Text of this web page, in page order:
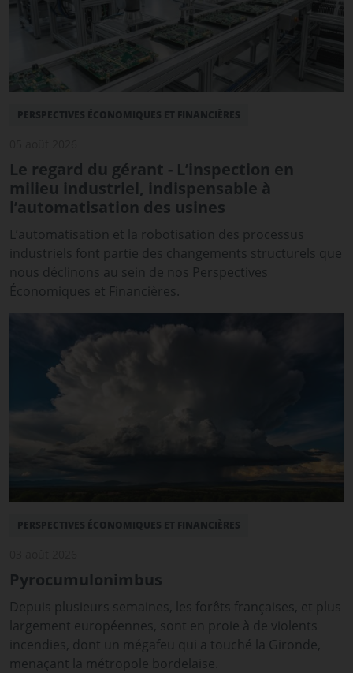
PERSPECTIVES ÉCONOMIQUES ET FINANCIÈRES
Le regard du gérant - L’inspection en
milieu industriel, indispensable à
l’automatisation des usines
L’automatisation et la robotisation des processus
industriels font partie des changements structurels que
nous déclinons au sein de nos Perspectives
Économiques et Financières.
PERSPECTIVES ÉCONOMIQUES ET FINANCIÈRES
Pyrocumulonimbus
Depuis plusieurs semaines, les forêts françaises, et plus
largement européennes, sont en proie à de violents
incendies, dont un mégafeu qui a touché la Gironde,
menaçant la métropole bordelaise.